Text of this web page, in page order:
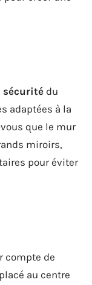
sécurité du
adaptées à la
que le mur
miroirs,
pour éviter
compte de
au centre